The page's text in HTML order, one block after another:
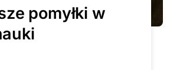
pomyłki w